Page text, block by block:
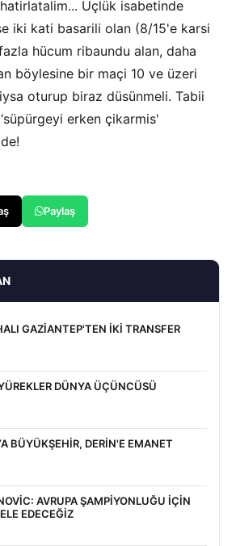
Üçlük isabetinde
iki kati basarili olan (8/15'e karsi
hücum ribaundu alan, daha
böylesine bir maçi 10 ve üzeri
oturup biraz düsünmeli. Tabii
erken çikarmis'
Paylaş
GAZİANTEP'TEN İKİ TRANSFER
DÜNYA ÜÇÜNCÜSÜ
BÜYÜKŞEHİR, DERİN'E EMANET
AVRUPA ŞAMPİYONLUĞU İÇİN
EDECEĞİZ